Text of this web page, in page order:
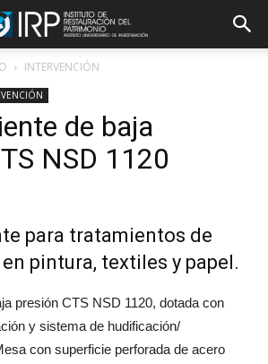
INTERVENCIÓN
de baja
NSD 1120
para tratamientos de
pintura, textiles y papel.
presión CTS NSD 1120, dotada con
y sistema de hudificación/
con superficie perforada de acero